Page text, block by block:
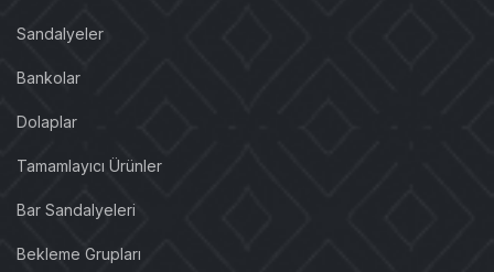
Sandalyeler
Bankolar
Dolaplar
Tamamlayıcı Ürünler
Bar Sandalyeleri
Bekleme Grupları